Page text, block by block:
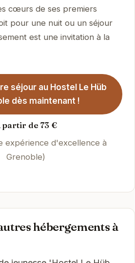
cœurs de ses premiers
pour une nuit ou un séjour
est une invitation à la
séjour au Hostel Le Hüb
dès maintenant !
partir de 73 €
expérience d'excellence à
Grenoble)
hébergements à